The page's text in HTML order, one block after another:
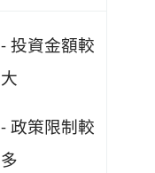
- 投資金額較
大
- 政策限制較
多